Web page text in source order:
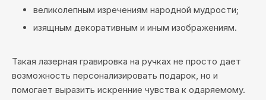
великолепным изречениям народной мудрости;
изящным декоративным и иным изображениям.
Такая лазерная гравировка на ручках не просто дает
возможность персонализировать подарок, но и
помогает выразить искренние чувства к одаряемому.